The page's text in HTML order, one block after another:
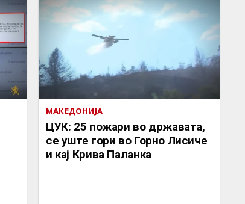
МАКЕДОНИЈА
ЦУК: 25 пожари во државата,
се уште гори во Горно Лисиче
и кај Крива Паланка